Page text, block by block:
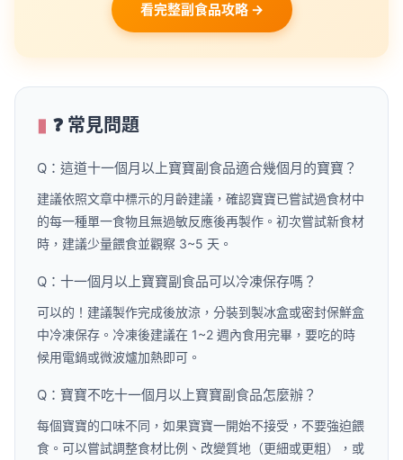
看完整副食品攻略 →
❓ 常見問題
Q：這道十一個月以上寶寶副食品適合幾個月的寶寶？
建議依照文章中標示的月齡建議，確認寶寶已嘗試過食材中
的每一種單一食物且無過敏反應後再製作。初次嘗試新食材
時，建議少量餵食並觀察 3~5 天。
Q：十一個月以上寶寶副食品可以冷凍保存嗎？
可以的！建議製作完成後放涼，分裝到製冰盒或密封保鮮盒
中冷凍保存。冷凍後建議在 1~2 週內食用完畢，要吃的時
候用電鍋或微波爐加熱即可。
Q：寶寶不吃十一個月以上寶寶副食品怎麼辦？
每個寶寶的口味不同，如果寶寶一開始不接受，不要強迫餵
食。可以嘗試調整食材比例、改變質地（更細或更粗），或